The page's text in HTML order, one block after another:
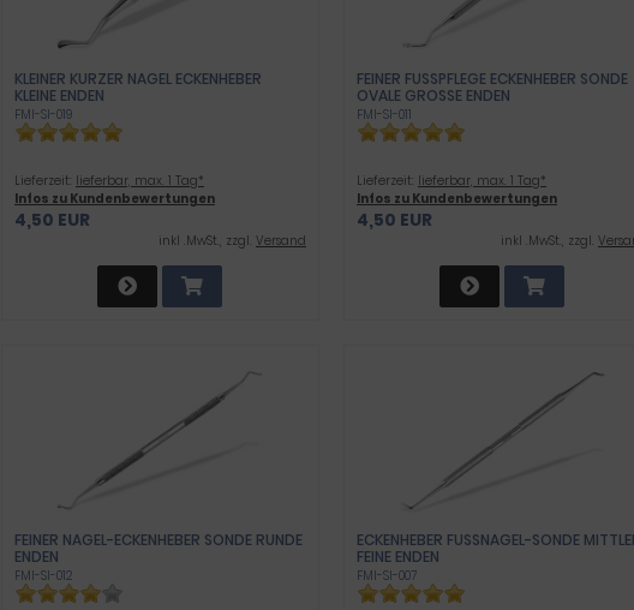
KLEINER KURZER NAGEL ECKENHEBER
KLEINE ENDEN
FMI-SI-019
Lieferzeit: lieferbar, max. 1 Tag*
Infos zu Kundenbewertungen
4,50 EUR
inkl .MwSt., zzgl. Versand
FEINER FUSSPFLEGE ECKENHEBER SONDE O
VALE GROSSE ENDEN
FMI-SI-011
Lieferzeit: lieferbar, max. 1 Tag*
Infos zu Kundenbewertungen
4,50 EUR
inkl .MwSt., zzgl.
FEINER NAGEL-ECKENHEBER SONDE RUNDE
ENDEN
FMI-SI-012
ECKENHEBER FUSSNAGEL-SONDE
FEINE ENDEN
FMI-SI-007